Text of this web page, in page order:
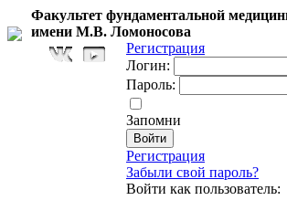
Факультет фундаментальной
имени М.В. Ломоносова
Регистрация
Логин:
Пароль:
Запомни
Регистрация
Забыли свой пароль?
Войти как пользователь: